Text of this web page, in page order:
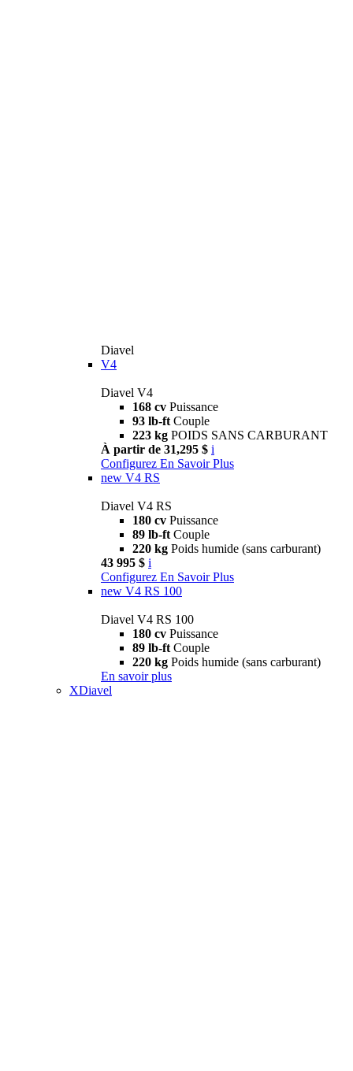
Diavel
V4
Diavel V4
168 cv Puissance
93 lb-ft Couple
223 kg POIDS SANS CARBURANT
À partir de 31,295 $ i
Configurez En Savoir Plus
new V4 RS
Diavel V4 RS
180 cv Puissance
89 lb-ft Couple
220 kg Poids humide (sans carburant)
43 995 $ i
Configurez En Savoir Plus
new V4 RS 100
Diavel V4 RS 100
180 cv Puissance
89 lb-ft Couple
220 kg Poids humide (sans carburant)
En savoir plus
XDiavel